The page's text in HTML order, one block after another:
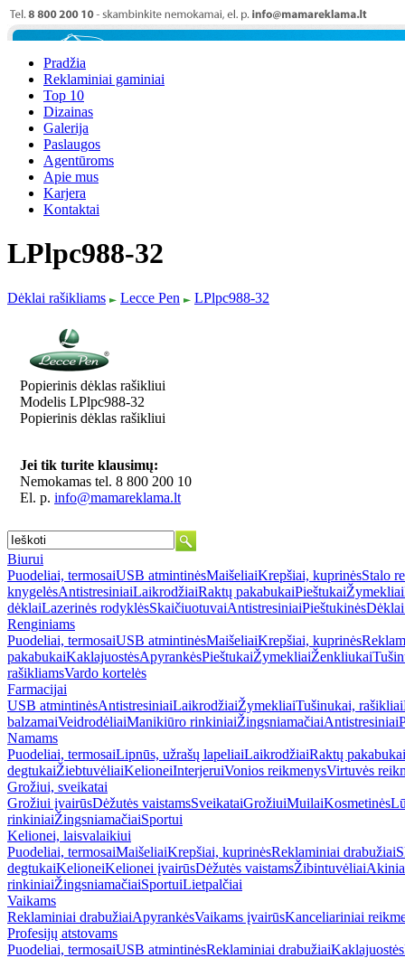
Pradžia
Reklaminiai gaminiai
Top 10
Dizainas
Galerija
Paslaugos
Agentūroms
Apie mus
Karjera
Kontaktai
LPlpc988-32
Dėklai rašikliams Lecce Pen LPlpc988-32
Popierinis dėklas rašikliui
Modelis LPlpc988-32
Popierinis dėklas rašikliui
Jei tik turite klausimų:
Nemokamas tel. 8 800 200 10
El. p. info@mamareklama.lt
Biurui
Puodeliai, termosaiUSB atmintinėsMaišeliaiKrepšiai, kuprinėsStalo
knygelėsAntistresiniaiLaikrodžiaiRaktų pakabukaiPieštukaiŽymekliai
dėklaiLazerinės rodyklėsSkaičiuotuvaiAntistresiniaiPieštukinės
Renginiams
Puodeliai, termosaiUSB atmintinėsMaišeliaiKrepšiai, kuprinės
pakabukaiKaklajuostėsApyrankėsPieštukaiŽymekliaiŽenkliukai
rašikliamsVardo kortelės
Farmacijai
USB atmintinėsAntistresiniaiLaikrodžiaiŽymekliaiTušinukai, rašikliai
balzamaiVeidrodėliaiManikiūro rinkiniaiŽingsniamačiaiAntistresiniai
Namams
Puodeliai, termosaiLipnūs, užrašų lapeliaiLaikrodžiaiRaktų pakabukai
degtukaiŽiebtuvėliaiKelioneiInterjeruiVonios reikmenysVirtuvės
Grožiui, sveikatai
Grožiui įvairūsDėžutės vaistamsSveikataiGrožiuiMuilaiKosmetinės
rinkiniaiŽingsniamačiaiSportui
Kelionei, laisvalaikiui
Puodeliai, termosaiMaišeliaiKrepšiai, kuprinėsReklaminiai drabužiai
degtukaiKelioneiKelionei įvairūsDėžutės vaistamsŽibintuvėliai
rinkiniaiŽingsniamačiaiSportuiLietpalčiai
Vaikams
Reklaminiai drabužiaiApyrankėsVaikams įvairūsKanceliariniai
Profesijų atstovams
Puodeliai, termosaiUSB atmintinėsReklaminiai drabužiaiKaklajuostės